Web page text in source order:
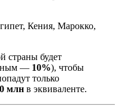
Кения, Марокко,
страны будет
— 10%), чтобы
только
млн в эквиваленте.